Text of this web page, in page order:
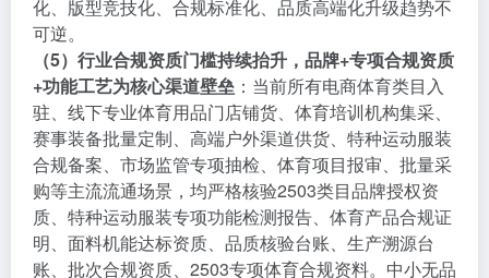
化、版型竞技化、合规标准化、品质高端化升级趋势不
可逆。
（5）行业合规资质门槛持续抬升，品牌+专项合规资质
+功能工艺为核心渠道壁垒 ：当前所有电商体育类目入
驻、线下专业体育用品门店铺货、体育培训机构集采、
赛事装备批量定制、高端户外渠道供货、特种运动服装
合规备案、市场监管专项抽检、体育项目报审、批量采
购等主流流通场景，均严格核验2503类目品牌授权资
质、特种运动服装专项功能检测报告、体育产品合规证
明、面料机能达标资质、品质核验台账、生产溯源台
账、批次合规资质、2503专项体育合规资料。中小无品